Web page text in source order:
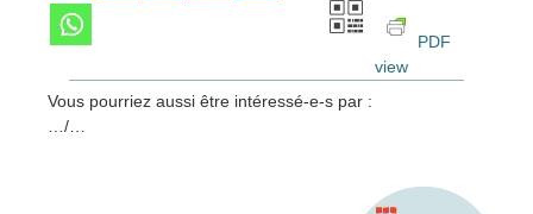
PDF
view
Vous pourriez aussi être intéressé-e-s par :
…/…